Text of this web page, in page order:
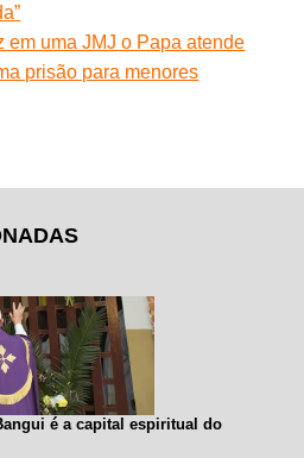
em uma JMJ o Papa atende
prisão para menores
é a capital espiritual do